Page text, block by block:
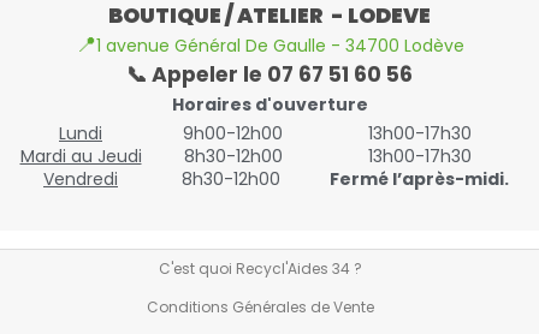
BOUTIQUE / ATELIER - LODEVE
📍1 avenue Général De Gaulle - 34700 Lodève
📞 Appeler le 07 67 51 60 56
Horaires d'ouverture
Lundi
9h00-12h00
13h00-17h30
Mardi au Jeudi
8h30-12h00
13h00-17h30
Vendredi
8h30-12h00 Fermé l’après-midi.
C'est quoi Recycl'Aides 34 ?
Conditions Générales de Vente